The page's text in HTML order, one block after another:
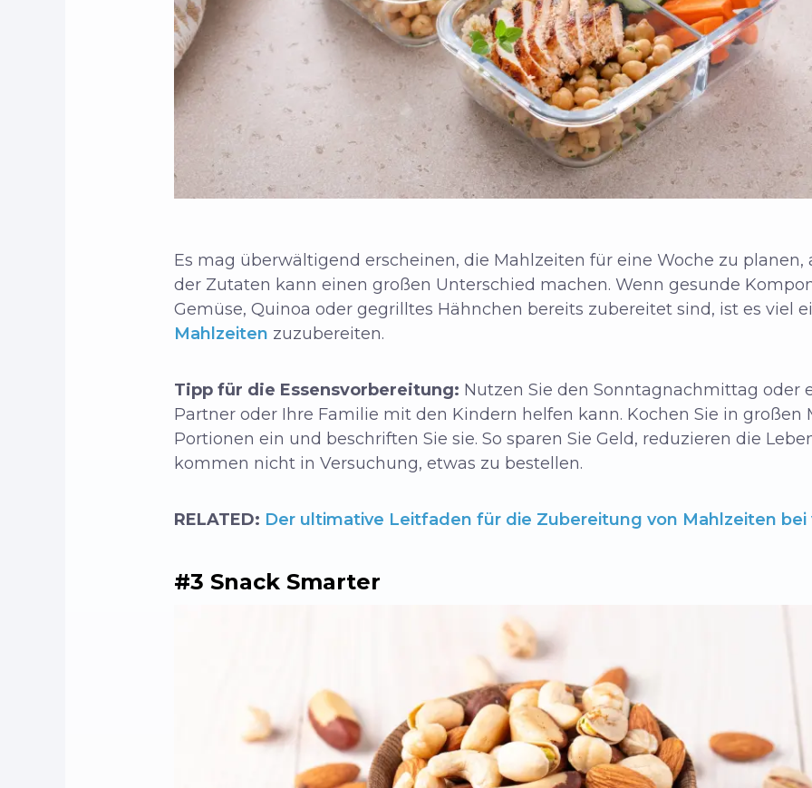
Es mag überwältigend erscheinen, die Mahlzeiten für eine Woche zu
der Zutaten kann einen großen Unterschied machen. Wenn gesunde
Gemüse, Quinoa oder gegrilltes Hähnchen bereits zubereitet sind, ist es viel
Mahlzeiten zuzubereiten.
Tipp für die Essensvorbereitung: Nutzen Sie den Sonntagnachmittag oder
Partner oder Ihre Familie mit den Kindern helfen kann. Kochen Sie in großen
Portionen ein und beschriften Sie sie. So sparen Sie Geld, reduzieren die
kommen nicht in Versuchung, etwas zu bestellen.
RELATED: Der ultimative Leitfaden für die Zubereitung von Mahlzeiten
#3 Snack Smarter